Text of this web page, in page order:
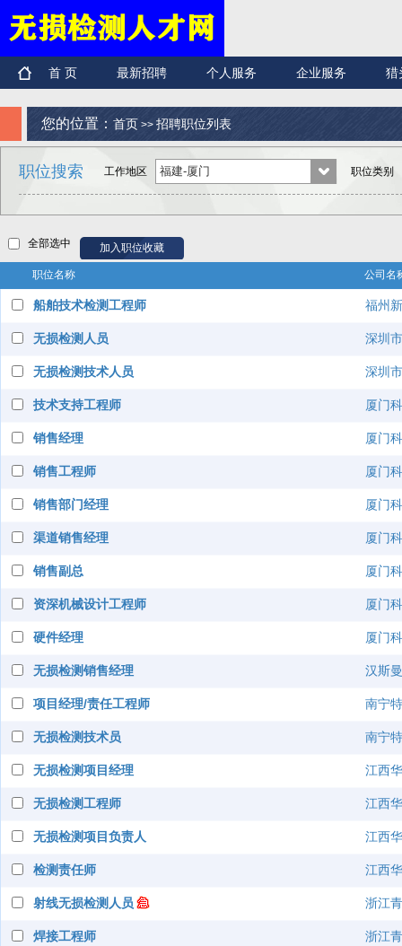
首 页 最新招聘 个人服务 企业服务 猎
您的位置： 首页 >> 招聘职位列表
职位搜索 工作地区 职位类别
全部选中
职位名称 公司名
船舶技术检测工程师 福州
无损检测人员 深圳
无损检测技术人员 深圳
技术支持工程师 厦门
销售经理 厦门
销售工程师 厦门
销售部门经理 厦门
渠道销售经理 厦门
销售副总 厦门
资深机械设计工程师 厦门
硬件经理 厦门
无损检测销售经理 汉斯
项目经理/责任工程师 南宁
无损检测技术员 南宁
无损检测项目经理 江西
无损检测工程师 江西
无损检测项目负责人 江西
检测责任师 江西
射线无损检测人员 浙江
焊接工程师 浙江